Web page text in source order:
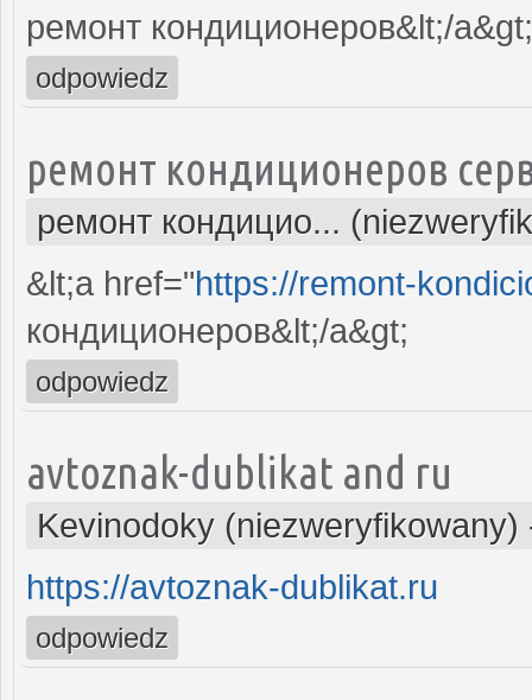
ремонт кондиционеров&lt;/a&gt;
odpowiedz
ремонт кондиционеров
ремонт кондицио...
&lt;a href="https://remont-
кондиционеров&lt;/a&gt;
odpowiedz
avtoznak-dublikat and ru
Kevinodoky (niezweryfikowany)
https://avtoznak-dublikat.ru
odpowiedz